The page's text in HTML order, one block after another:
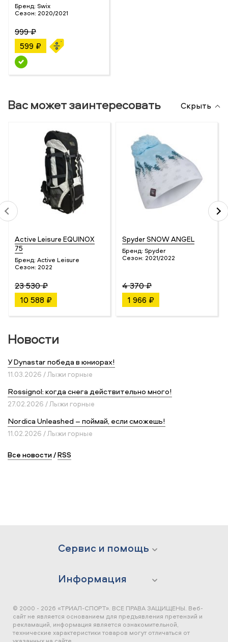
Бренд: Swix
Сезон: 2020/2021
999 ₽
599 ₽
Вас может заинтересовать Скрыть
Active Leisure EQUINOX
75
Бренд: Active Leisure
Сезон: 2022
23 530 ₽
10 588 ₽
Spyder SNOW ANGEL
Бренд: Spyder
Сезон: 2021/2022
4 370 ₽
1 966 ₽
Новости
У Dynastar победа в юниорах!
11.03.2026 / Лыжи горные
Rossignol: когда снега действительно много!
27.02.2026 / Лыжи горные
Nordica Unleashed – поймай, если сможешь!
11.02.2026 / Лыжи горные
Все новости/RSS
Сервис и помощь
Информация
© 2000 - 2026 «ТРИАЛ-СПОРТ». ВСЕ ПРАВА ЗАЩИЩЕНЫ. Веб-
сайт не является основанием для предъявления претензий и
рекламаций, информация является ознакомительной,
технические характеристики товаров могут отличаться от